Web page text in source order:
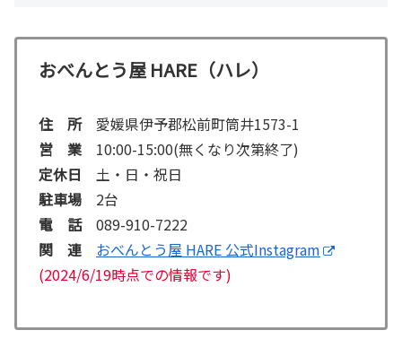
おべんとう屋 HARE（ハレ）
住 所愛媛県伊予郡松前町筒井1573-1
営 業 10:00-15:00(無くなり次第終了)
定休日 土・日・祝日
駐車場 2台
電 話089-910-7222
関 連
おべんとう屋 HARE 公式Instagram
(2024/6/19時点での情報です)